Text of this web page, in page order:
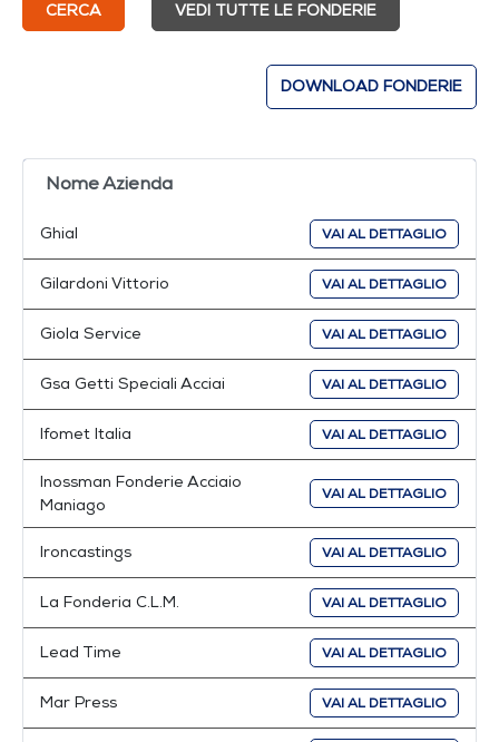
CERCA VEDI TUTTE LE FONDERIE
DOWNLOAD FONDERIE
Nome Azienda
Ghial VAI AL DETTAGLIO
Gilardoni Vittorio VAI AL DETTAGLIO
Giola Service VAI AL DETTAGLIO
Gsa Getti Speciali Acciai VAI AL DETTAGLIO
Ifomet Italia VAI AL DETTAGLIO
Inossman Fonderie Acciaio
Maniago
VAI AL DETTAGLIO
Ironcastings VAI AL DETTAGLIO
La Fonderia C.L.M. VAI AL DETTAGLIO
Lead Time VAI AL DETTAGLIO
Mar Press VAI AL DETTAGLIO